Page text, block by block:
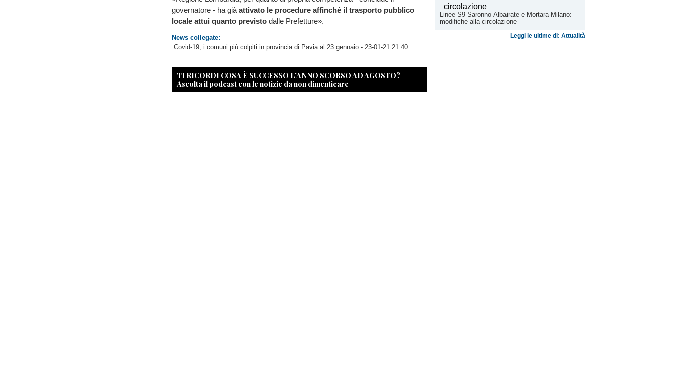
Linee S9 Saronno-Albairate e Mortara-Milano:
modifiche alla circolazione
Leggi le ultime di: Attualità
governatore - ha già attivato le procedure affinché il trasporto pubblico
locale attui quanto previsto dalle Prefetture».
News collegate:
Covid-19, i comuni più colpiti in provincia di Pavia al 23 gennaio - 23-01-21 21:40
TI RICORDI COSA È SUCCESSO L’ANNO SCORSO AD AGOSTO?
Ascolta il podcast con le notizie da non dimenticare